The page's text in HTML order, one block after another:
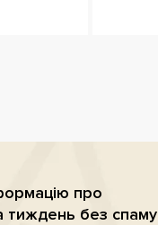
про
тиждень без спаму